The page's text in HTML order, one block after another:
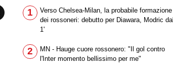
1
Verso Chelsea-Milan, la probabile formazione
dei rossoneri: debutto per Diawara, Modric dal
1'
2
MN - Hauge cuore rossonero: "Il gol contro
l'Inter momento bellissimo per me"